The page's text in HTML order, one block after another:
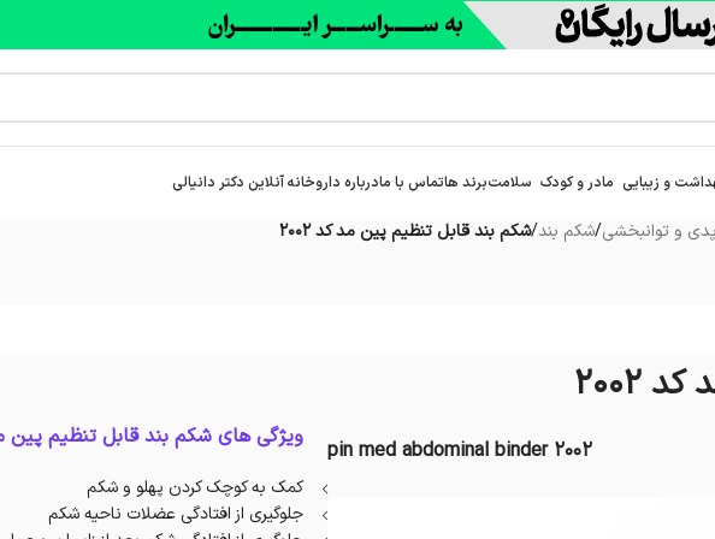
و زیبایی مادر و کودک سلامتبرند هاتماس با مادرباره‌ داروخانه آنلاین دکتر دانیالی
و توانبخشی/شکم بند/شکم بند قابل تنظيم پین مد کد 2002
pin med abdominal binder 2002 ویژگی های شکم بند قابل تنظيم پین مد
کمک به کوچک کردن پهلو و شکم
جلوگیری از افتادگی عضلات ناحیه شکم